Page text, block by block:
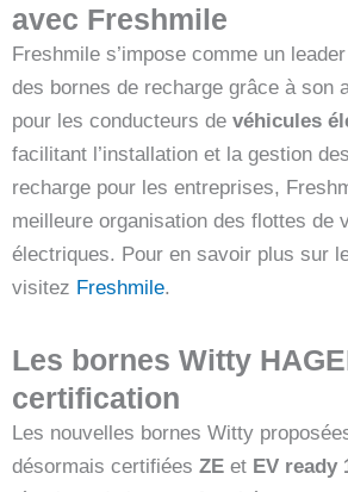
avec Freshmile
Freshmile s’impose comme un
des bornes de recharge grâce à son
pour les conducteurs de véhicules
facilitant l’installation et la gestion
recharge pour les entreprises,
meilleure organisation des flottes de
électriques. Pour en savoir plus sur
visitez Freshmile.
Les bornes Witty
certification
Les nouvelles bornes Witty
désormais certifiées ZE et EV ready